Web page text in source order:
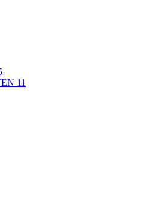
11